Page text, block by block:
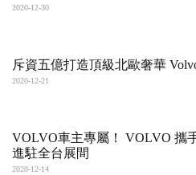
2020-12-30
斥資五億打造頂級北歐奢華
2020-12-21
VOLVO車主專屬！ VOLVO 攜
進駐全台展間
2020-12-14